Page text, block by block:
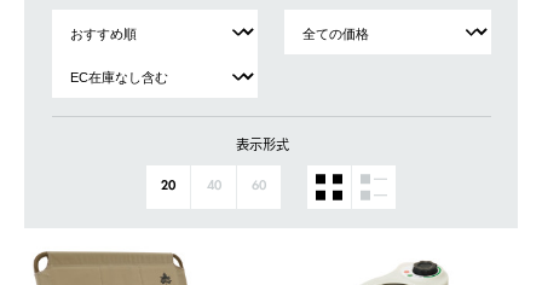
表示形式
20 40 60